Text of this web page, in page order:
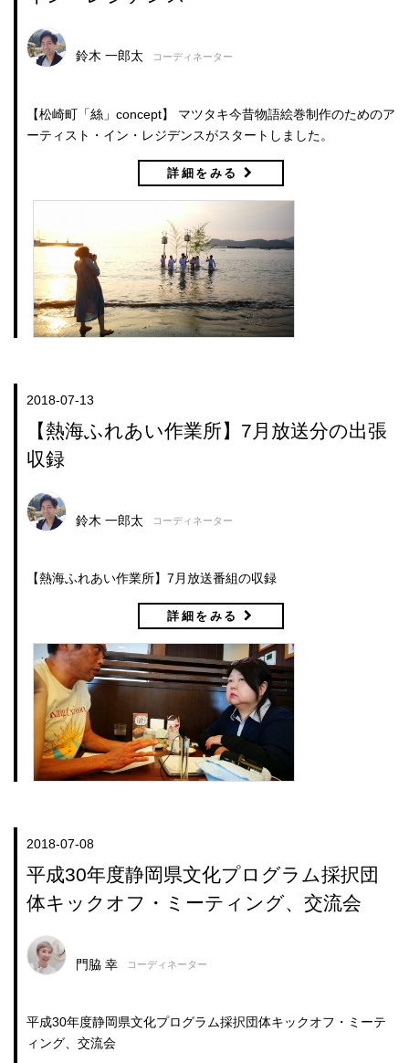
鈴木 一郎太 コーディネーター
【松崎町「絲」concept】 マツタキ今昔物語絵巻制作のためのア
ーティスト・イン・レジデンスがスタートしました。
詳細をみる
2018-07-13
【熱海ふれあい作業所】7月放送分の出張
収録
鈴木 一郎太 コーディネーター
【熱海ふれあい作業所】7月放送番組の収録
詳細をみる
2018-07-08
平成30年度静岡県文化プログラム採択団
体キックオフ・ミーティング、交流会
門脇 幸 コーディネーター
平成30年度静岡県文化プログラム採択団体キックオフ・ミーテ
ィング、交流会